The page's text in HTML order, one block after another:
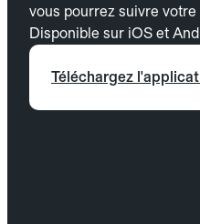
vous pourrez suivre
Disponible sur iOS et
Téléchargez